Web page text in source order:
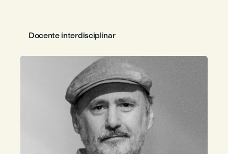
Docente interdisciplinar